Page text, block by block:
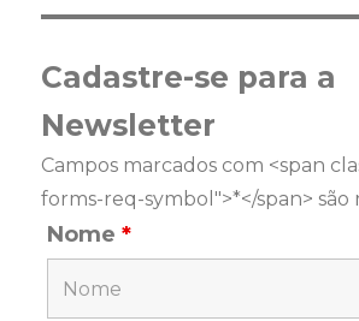
Cadastre-se para a
Newsletter
Campos marcados com <span
forms-req-symbol">*</span>
Nome*